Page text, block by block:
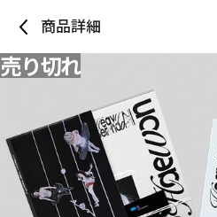
商品詳細
売り切れ